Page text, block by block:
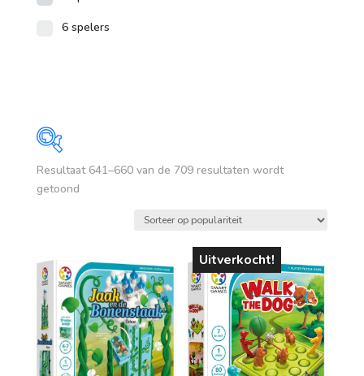
6 spelers
Prijs
136
Op voorraad
leeftijd
vanaf 1 jaar
vanaf 4 jaar
Resultaat 641–660 van de 709 resultaten wordt
getoondGesorteerd
Uitverkocht!